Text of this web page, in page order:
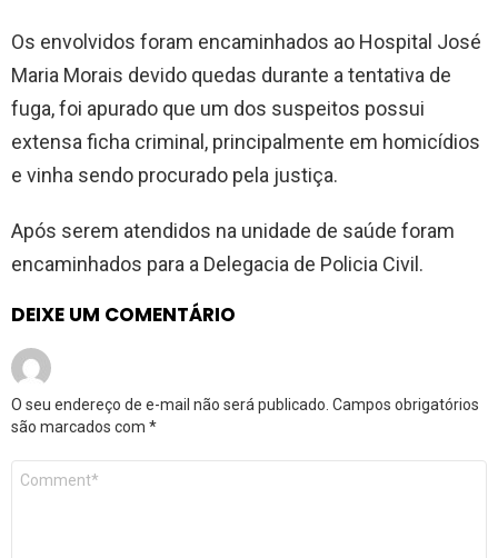
Os envolvidos foram encaminhados ao Hospital José
Maria Morais devido quedas durante a tentativa de
fuga, foi apurado que um dos suspeitos possui
extensa ficha criminal, principalmente em homicídios
e vinha sendo procurado pela justiça.
Após serem atendidos na unidade de saúde foram
encaminhados para a Delegacia de Policia Civil.
DEIXE UM COMENTÁRIO
O seu endereço de e-mail não será publicado. Campos obrigatórios
são marcados com *
Comentário